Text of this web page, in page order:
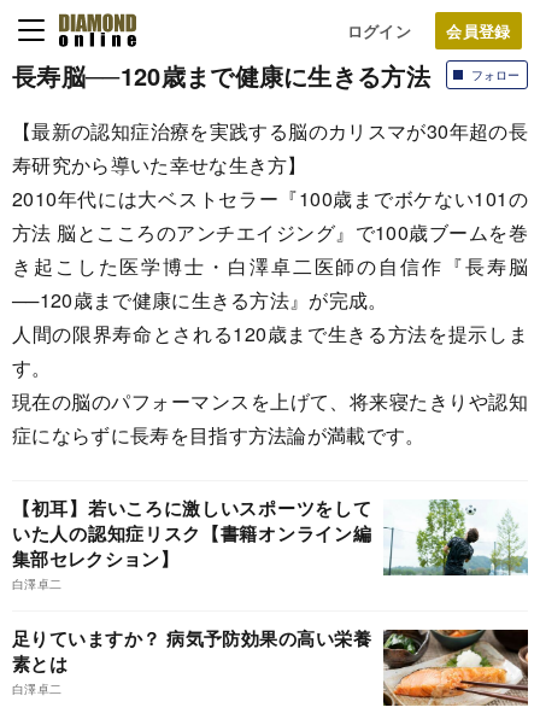
ログイン
フォロー
長寿脳──120歳まで健康に生きる方法
【最新の認知症治療を実践する脳のカリスマが30年超の長
寿研究から導いた幸せな生き方】
2010年代には大ベストセラー『100歳までボケない101の
方法 脳とこころのアンチエイジング』で100歳ブームを巻
き起こした医学博士・白澤卓二医師の自信作『長寿脳
──120歳まで健康に生きる方法』が完成。
人間の限界寿命とされる120歳まで生きる方法を提示しま
す。
現在の脳のパフォーマンスを上げて、将来寝たきりや認知
症にならずに長寿を目指す方法論が満載です。
【初耳】若いころに激しいスポーツをして
いた人の認知症リスク【書籍オンライン編
集部セレクション】
白澤卓二
足りていますか？ 病気予防効果の高い栄養
素とは
白澤卓二